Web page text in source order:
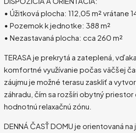
• Úžitková plocha: 112,05 m² vrátane
• Pozemok k jednotke: 388 m²
• Nezastavaná plocha: cca 260 m²
TERASA je prekrytá a zateplená,
komfortné využívanie počas väčšej
záujmu je možné terasu zaskliť a
záhradu, čím sa rozšíri obytný priestor
hodnotnú relaxačnú zónu.
DENNÁ ČASŤ DOMU je orientovaná